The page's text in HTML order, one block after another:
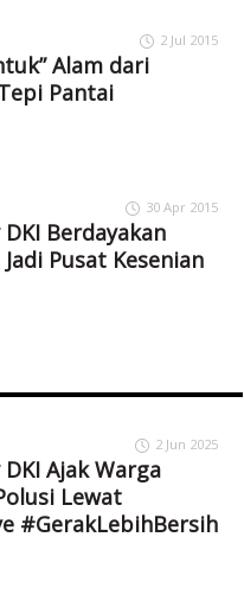
2 Jul 2015
Alam dari
Pantai
30 Apr 2015
Berdayakan
Pusat Kesenian
2 Jun 2025
Ajak Warga
Lewat
#GerakLebihBersih